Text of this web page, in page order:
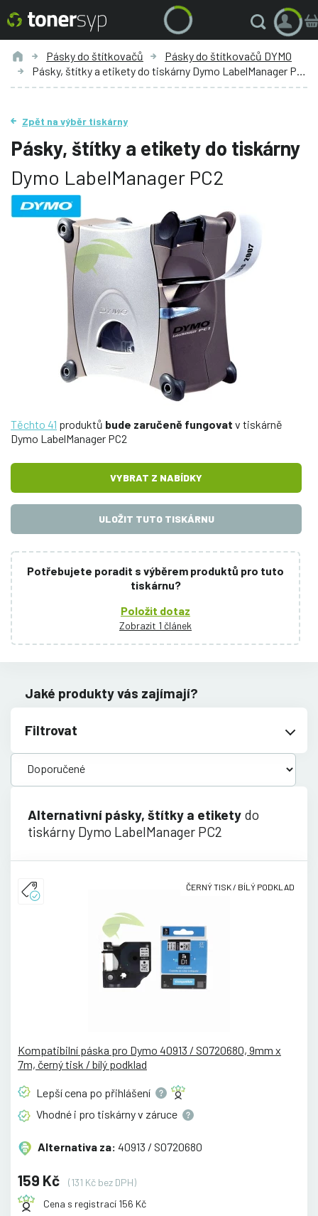
Pásky do štítkovačů
Pásky do štítkovačů DYMO
Pásky, štítky a etikety do tiskárny Dymo LabelManager PC2
Zpět na výběr tiskárny
Pásky, štítky a etikety do tiskárny
Dymo LabelManager PC2
Těchto 41 produktů bude zaručeně fungovat v tiskárně
Dymo LabelManager PC2
VYBRAT Z NABÍDKY
ULOŽIT TUTO TISKÁRNU
Potřebujete poradit s výběrem produktů pro tuto
tiskárnu?
Položit dotaz
Zobrazit 1 článek
Jaké produkty vás zajímají?
Filtrovat
Alternativní pásky, štítky a etikety do
tiskárny Dymo LabelManager PC2
ČERNÝ TISK / BÍLÝ PODKLAD
Kompatibilní páska pro Dymo 40913 / S0720680, 9mm x
7m, černý tisk / bílý podklad
Lepší cena po přihlášení
Vhodné i pro tiskárny v záruce
Alternativa za: 40913 / S0720680
159 Kč
(131 Kč bez DPH)
Cena s registrací 156 Kč